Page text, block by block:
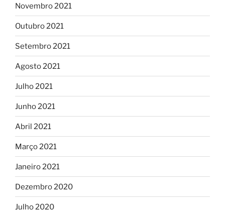
Novembro 2021
Outubro 2021
Setembro 2021
Agosto 2021
Julho 2021
Junho 2021
Abril 2021
Março 2021
Janeiro 2021
Dezembro 2020
Julho 2020